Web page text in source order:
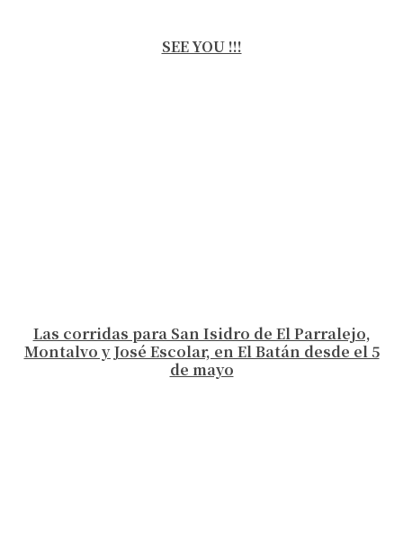
SEE YOU !!!
Las corridas para San Isidro de El Parralejo,
Montalvo y José Escolar, en El Batán desde el 5
de mayo